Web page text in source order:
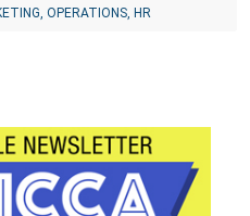
OPERATIONS, HR